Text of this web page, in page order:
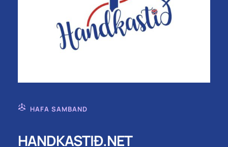
HAFA SAMBAND
HANDKASTIÐ.NET